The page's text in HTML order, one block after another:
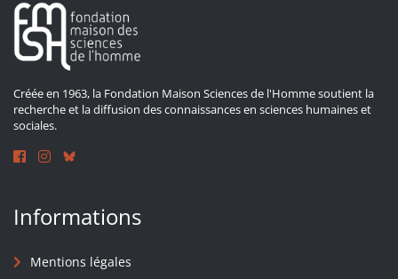
Créée en 1963, la Fondation Maison Sciences de l'Homme soutient la
recherche et la diffusion des connaissances en sciences humaines et
sociales.
Informations
Mentions légales